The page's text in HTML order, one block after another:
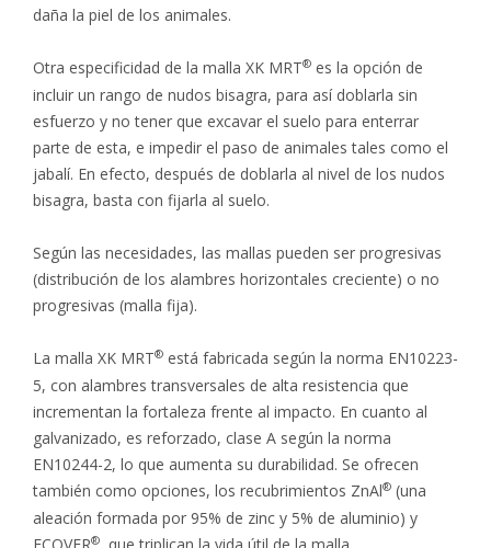
daña la piel de los animales.
Otra especificidad de la malla XK MRT
es la opción de
incluir un rango de nudos bisagra, para así doblarla sin
esfuerzo y no tener que excavar el suelo para enterrar
parte de esta, e impedir el paso de animales tales como el
jabalí. En efecto, después de doblarla al nivel de los nudos
bisagra, basta con fijarla al suelo.
Según las necesidades, las mallas pueden ser progresivas
(distribución de los alambres horizontales creciente) o no
progresivas (malla fija).
La malla XK MRT
está fabricada según la norma EN10223-
5, con alambres transversales de alta resistencia que
incrementan la fortaleza frente al impacto. En cuanto al
galvanizado, es reforzado, clase A según la norma
EN10244-2, lo que aumenta su durabilidad. Se ofrecen
también como opciones, los recubrimientos ZnAl
(una
aleación formada por 95% de zinc y 5% de aluminio) y